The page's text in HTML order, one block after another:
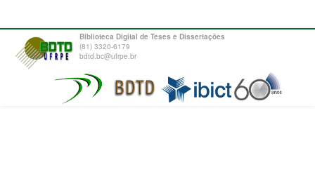
Biblioteca Digital de Teses e Dissertações
(81) 3320-6179
bdtd.bc@ufrpe.br